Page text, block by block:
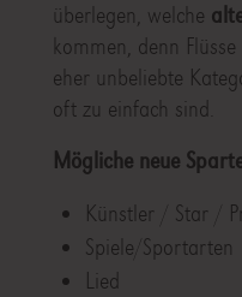
überlegen, welche
kommen, denn
eher unbeliebte
oft zu einfach sind.
Mögliche neue
Künstler / Star /
Spiele/Sportarten
Lied